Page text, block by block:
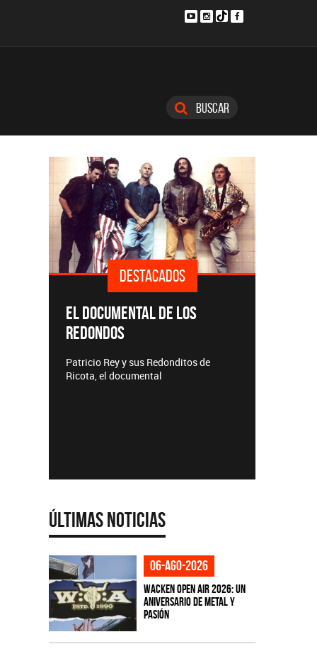
Buscar
DESTACADOS
EL DOCUMENTAL DE LOS
REDONDOS
Patricio Rey y sus Redonditos de
Ricota, el documental
Últimas Noticias
06-ago-2026
Wacken Open Air 2026: Un
aniversario de metal y
pasión